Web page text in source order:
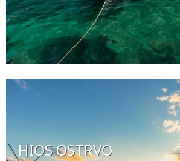
HIOS OSTRVO